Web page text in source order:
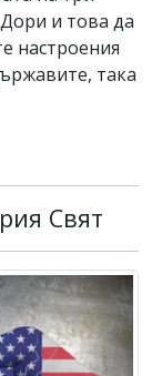
и това да
настроения
така
Свят